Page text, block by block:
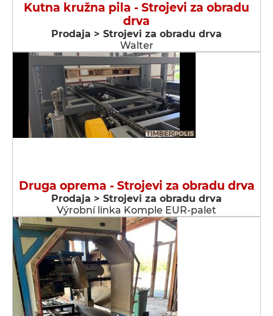
Kutna kružna pila - Strojevi za obradu
drva
Prodaja > Strojevi za obradu drva
Walter
Druga oprema - Strojevi za obradu drva
Prodaja > Strojevi za obradu drva
Výrobní linka Komple EUR-palet